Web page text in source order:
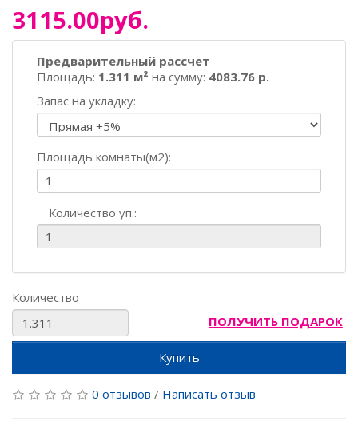
3115.00руб.
Предварительный рассчет
Площадь: 1.311 м² на сумму: 4083.76 р.
Запас на укладку:
Площадь комнаты(м2):
Количество уп.:
Количество
ПОЛУЧИТЬ ПОДАРОК
Купить
0 отзывов / Написать отзыв